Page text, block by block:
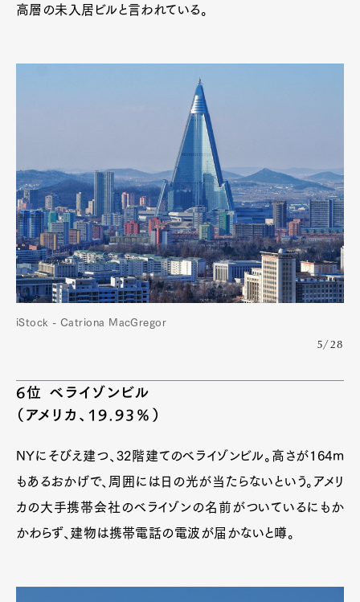
高層の未入居ビルと言われている。
iStock - Catriona MacGregor
5/28
6位 ベライゾンビル
（アメリカ、19.93％）
NYにそびえ建つ、32階建てのベライゾンビル。高さが164m
もあるおかげで、周囲には日の光が当たらないという。アメリ
カの大手携帯会社のベライゾンの名前がついているにもか
かわらず、建物は携帯電話の電波が届かないと噂。